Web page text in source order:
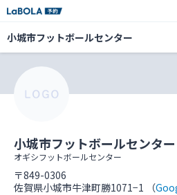
小城市フットボールセンター
小城市フットボールセンター
オギシフットボールセンター
〒849-0306
佐賀県小城市牛津町勝1071−1 （